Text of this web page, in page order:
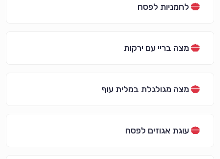
לחמניות לפסח
מצה בריי עם ירקות
מצה מגולגלת במלית עוף
עוגת אגוזים לפסח